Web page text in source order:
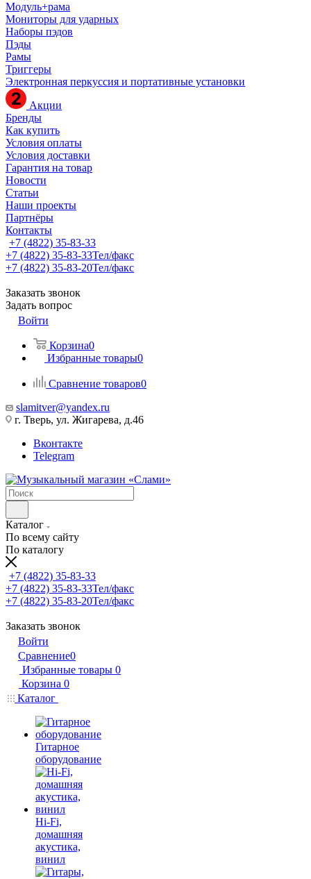
Модуль+рама
Мониторы для ударных
Наборы пэдов
Пэды
Рамы
Триггеры
Электронная перкуссия и портативные установки
Акции
Бренды
Как купить
Условия оплаты
Условия доставки
Гарантия на товар
Новости
Статьи
Наши проекты
Партнёры
Контакты
+7 (4822) 35-83-33
+7 (4822) 35-83-33Тел/факс
+7 (4822) 35-83-20Тел/факс
Заказать звонок
Задать вопрос
Войти
Корзина0
Избранные товары0
Сравнение товаров0
slamitver@yandex.ru
г. Тверь, ул. Жигарева, д.46
Вконтакте
Telegram
Каталог
По всему сайту
По каталогу
+7 (4822) 35-83-33
+7 (4822) 35-83-33Тел/факс
+7 (4822) 35-83-20Тел/факс
Заказать звонок
Войти
Сравнение0
Избранные товары 0
Корзина 0
Каталог
Гитарное
оборудование
Hi-Fi,
домашняя
акустика,
винил